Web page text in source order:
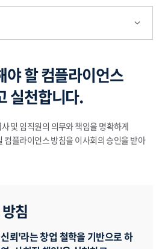
야 할 컴플라이언스
실천합니다.
및 임직원의 의무와 책임을 명확하게
플라이언스 방침을 이사회의 승인을 받아
침
뢰'라는 창업 철학을 기반으로 하